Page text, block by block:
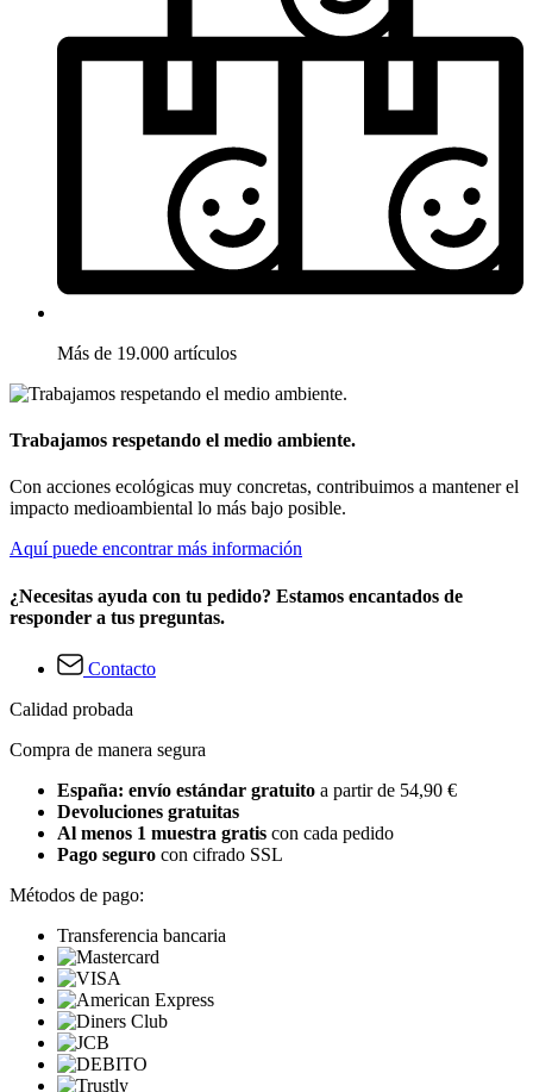
Más de 19.000 artículos
Trabajamos respetando el medio ambiente.
Con acciones ecológicas muy concretas, contribuimos a mantener el
impacto medioambiental lo más bajo posible.
Aquí puede encontrar más información
¿Necesitas ayuda con tu pedido? Estamos encantados de
responder a tus preguntas.
Contacto
Calidad probada
Compra de manera segura
España: envío estándar gratuito a partir de 54,90 €
Devoluciones gratuitas
Al menos 1 muestra gratis con cada pedido
Pago seguro con cifrado SSL
Métodos de pago:
Transferencia bancaria